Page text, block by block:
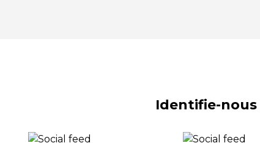
Identifie-nous